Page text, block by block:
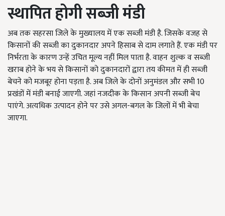
स्थापित होगी सब्जी मंडी
अब तक सहरसा जिले के मुख्यालय में एक सब्जी मंडी है. जिसके वजह से
किसानों की सब्जी का दुकानदार अपने हिसाब से दाम लगाते हैं. एक मंडी पर
निर्भरता के कारण उन्हें उचित मूल्य नहीं मिल पाता है. वाहन शुल्क व सब्जी
खराब होने के भय से किसानों को दुकानदारों द्वारा तय कीमत में ही सब्जी
बेचने को मजबूर होना पड़ता है. अब जिले के दोनों अनुमंडल और सभी 10
प्रखंडों में मंडी बनाई जाएगी. जहां नजदीक के किसान अपनी सब्जी बेच
पाएंगे. अत्यधिक उत्पादन होने पर उसे अगल-बगल के जिलों में भी बेचा
जाएगा.